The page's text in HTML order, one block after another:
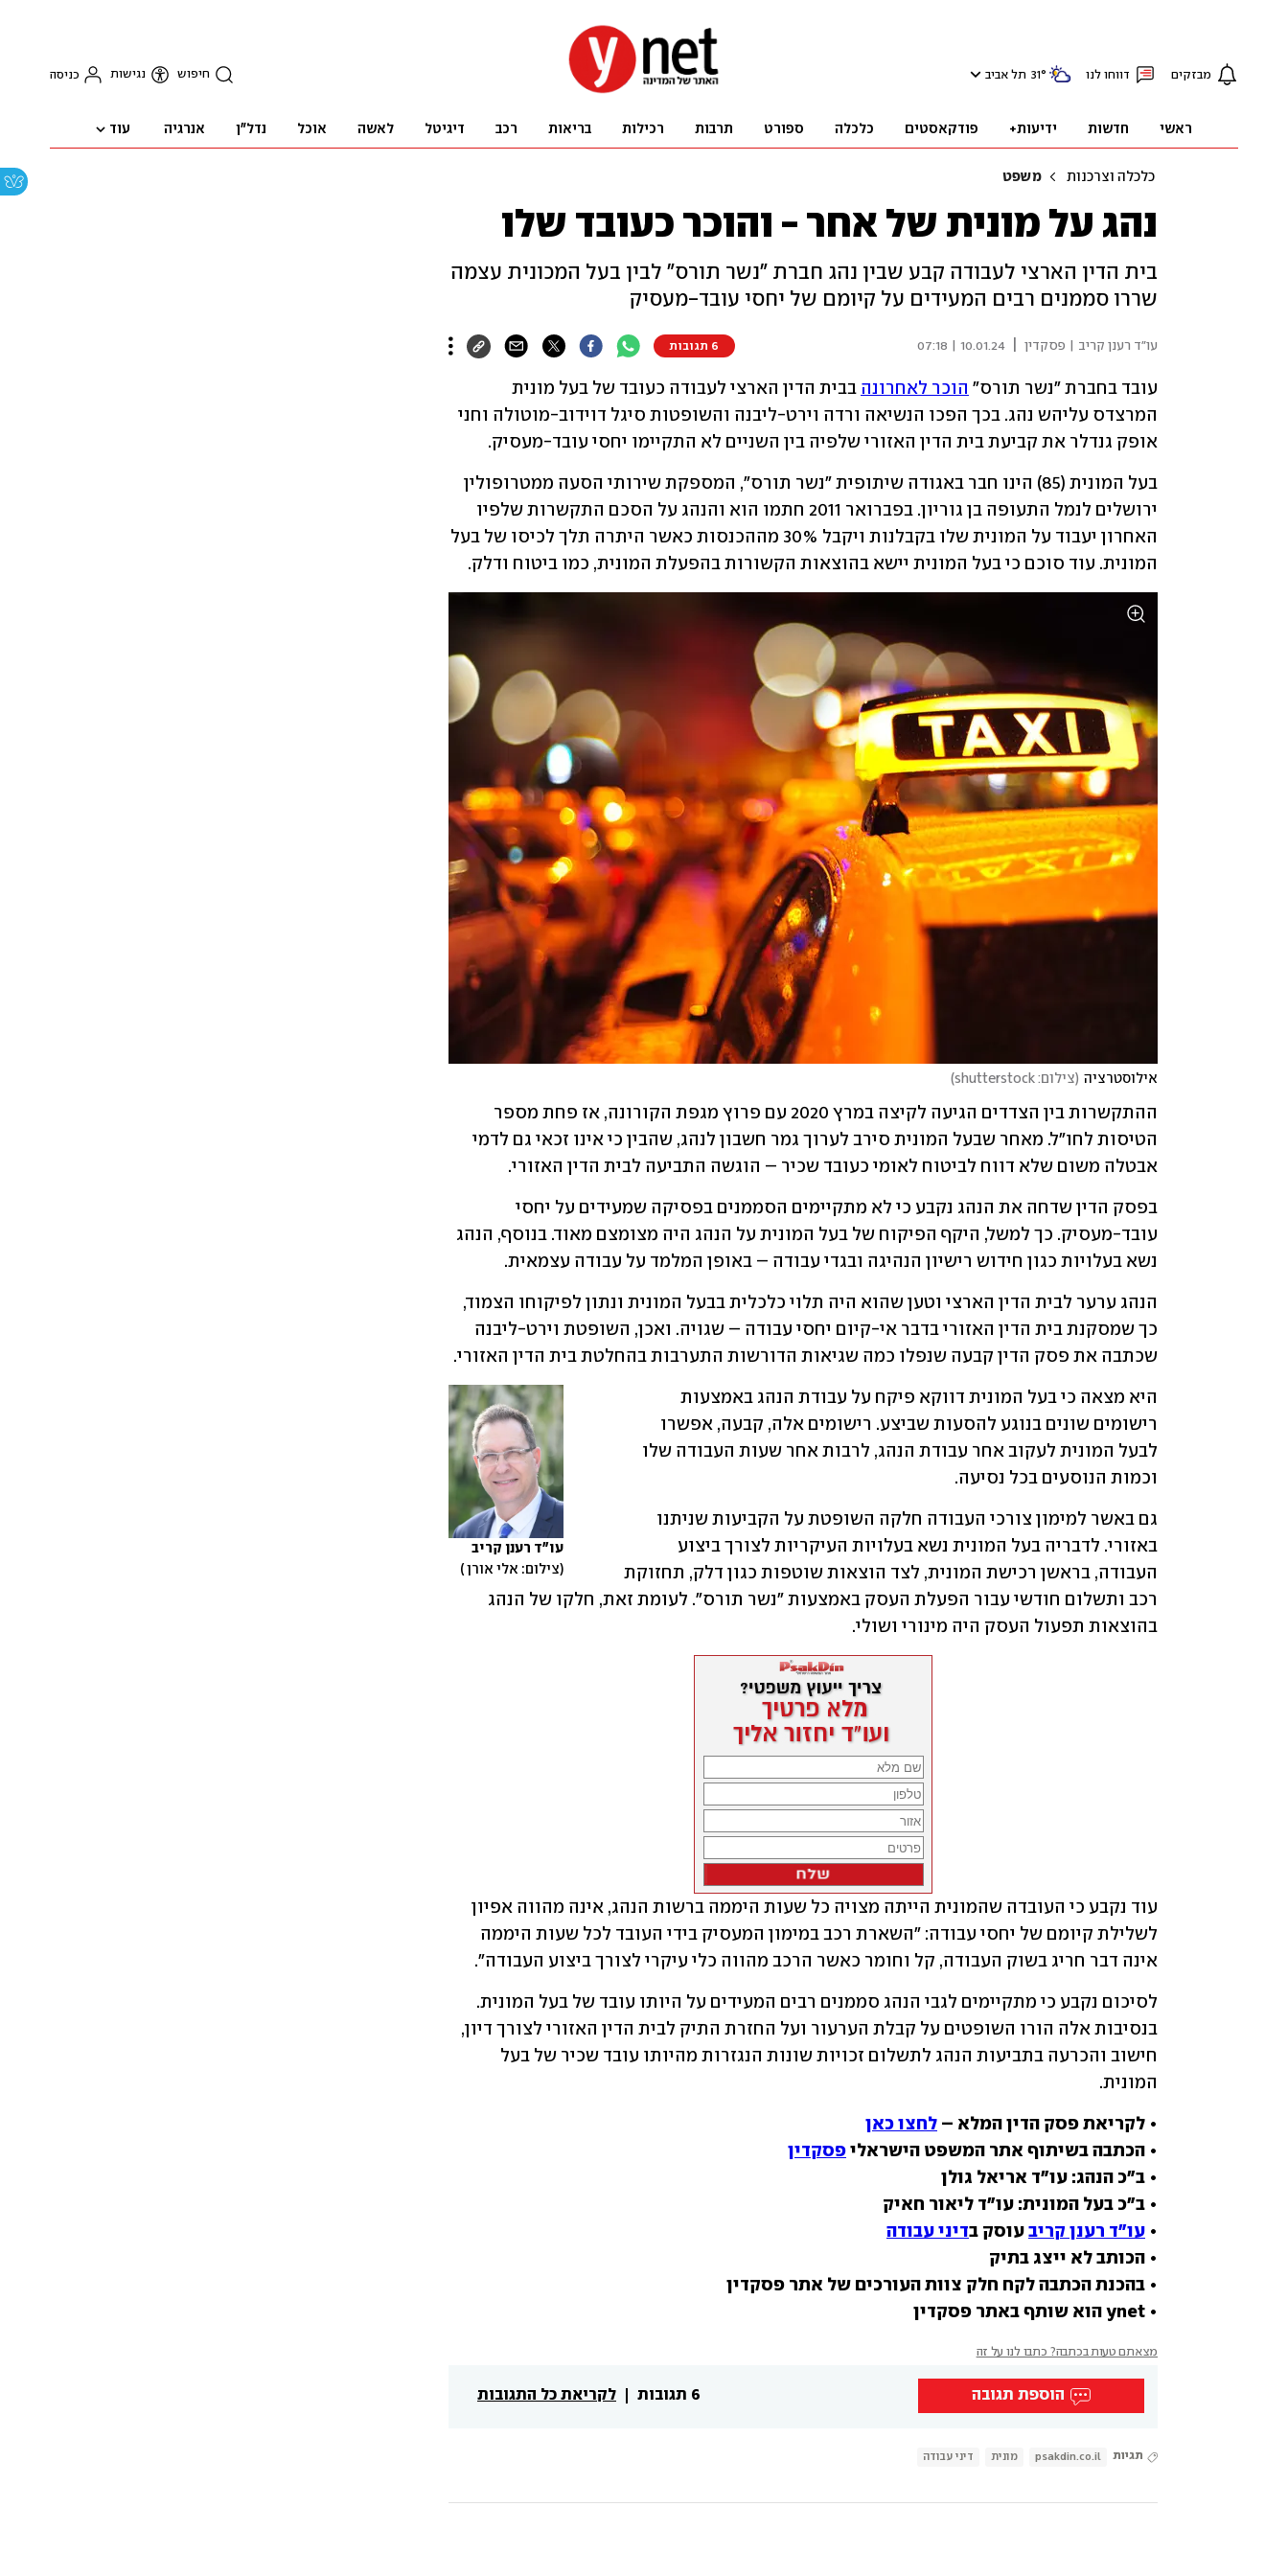
מבזקים דווחו לנו 31° תל אביב חיפוש נגישות כניסה
ראשי חדשות ידיעות+ פודקאסטים כלכלה ספורט תרבות רכילות בריאות רכב דיגיטל לאשה אוכל נדל"ן אנרגיה עוד
כלכלה וצרכנות משפט
נהג על מונית של אחר - והוכר כעובד שלו
בית הדין הארצי לעבודה קבע שבין נהג חברת "נשר תורס" לבין בעל המכונית עצמה
שררו סממנים רבים המעידים על קיומם של יחסי עובד-מעסיק
עו"ד רענן קריב | פסקדין 10.01.24 | 07:18 6 תגובות
עובד בחברת "נשר תורס" הוכר לאחרונה
אופק גנדלר את קביעת בית הדין האזורי שלפיה בין השניים לא התקיימו יחסי עובד-מעסיק.
המונית. עוד סוכם כי בעל המונית יישא בהוצאות הקשורות בהפעלת המונית, כמו ביטוח ודלק.
אילוסטרציה (צילום: shutterstock )
אבטלה משום שלא דווח לביטוח לאומי כעובד שכיר – הוגשה התביעה לבית הדין האזורי.
נשא בעלויות כגון חידוש רישיון הנהיגה ובגדי עבודה – באופן המלמד על עבודה עצמאית.
שכתבה את פסק הדין קבעה שנפלו כמה שגיאות הדורשות התערבות בהחלטת בית הדין האזורי.
עו"ד רענן קריב
צילום: אלי אורן
וכמות הנוסעים בכל נסיעה.
בהוצאות תפעול העסק היה מינורי ושולי.
אינה דבר חריג בשוק העבודה, קל וחומר כאשר הרכב מהווה כלי עיקרי לצורך ביצוע העבודה".
המונית.
• לקריאת פסק הדין המלא – לחצו כאן
• הכתבה בשיתוף אתר המשפט הישראלי פסקדין
• עו"ד רענן קריב עוסק בדיני עבודה
• ynet הוא שותף באתר פסקדין
מצאתם טעות בכתבה? כתבו לנו על זה
לקריאת כל התגובות 6 תגובות הוספת תגובה
תגיות psakdin.co.il מונית דיני עבודה